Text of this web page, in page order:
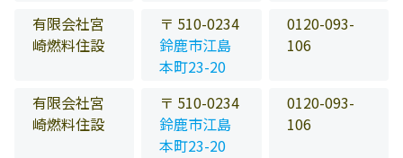
有限会社宮
崎燃料住設
〒 510-0234
鈴鹿市江島
本町23-20
0120-093-
106
有限会社宮
崎燃料住設
〒 510-0234
鈴鹿市江島
本町23-20
0120-093-
106